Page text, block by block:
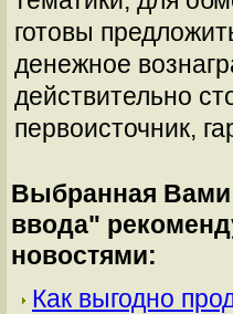
готовы
денежное
действительно
первоисточник,
Выбранная Вами
ввода"
новостями:
Как выгодно